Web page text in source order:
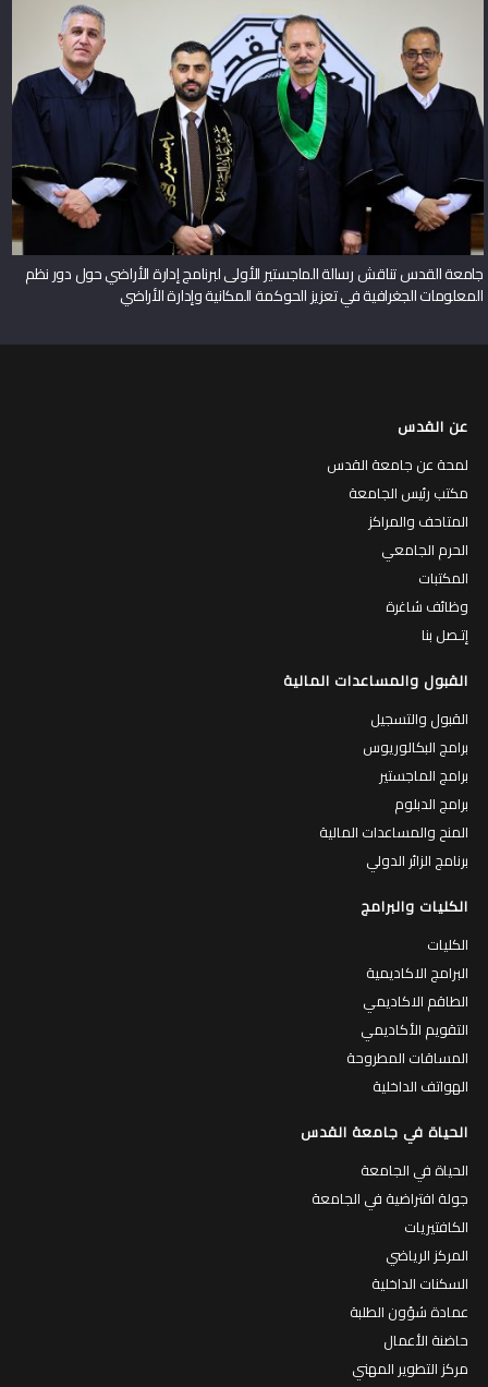
جامعة القدس تناقش رسالة الماجستير الأولى لبرنامج إدارة الأراضي حول دور نظم
المعلومات الجغرافية في تعزيز الحوكمة المكانية وإدارة الأراضي
عن القدس
لمحة عن جامعة القدس
مكتب رئيس الجامعة
المتاحف والمراكز
الحرم الجامعي
المكتبات
وظائف شاغرة
إتـصل بنا
القبول والمساعدات المالية
القبول والتسجيل
برامج البكالوريوس
برامج الماجستير
برامج الدبلوم
المنح والمساعدات المالية
برنامج الزائر الدولي
الكليات والبرامج
الكليات
البرامج الاكاديمية
الطاقم الاكاديمي
التقويم الأكاديمي
المساقات المطروحة
الهواتف الداخلية
الحياة في جامعة القدس
الحياة في الجامعة
جولة افتراضية في الجامعة
الكافتيريات
المركز الرياضي
السكنات الداخلية
عمادة شؤون الطلبة
حاضنة الأعمال
مركز التطوير المهني